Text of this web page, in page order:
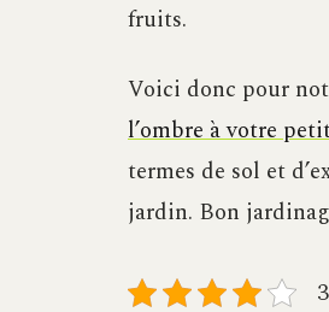
fruits.
Voici donc pour
l’ombre à votre
termes de sol et
jardin. Bon